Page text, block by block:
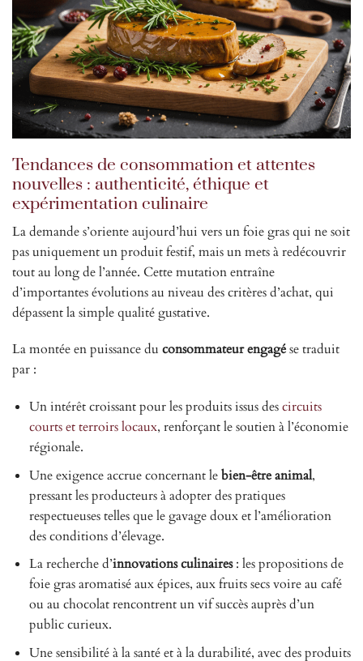
Tendances de consommation et attentes
nouvelles : authenticité, éthique et
expérimentation culinaire
La demande s’oriente aujourd’hui vers un foie gras qui ne soit
pas uniquement un produit festif, mais un mets à redécouvrir
tout au long de l’année. Cette mutation entraîne
d’importantes évolutions au niveau des critères d’achat, qui
dépassent la simple qualité gustative.
La montée en puissance du consommateur engagése traduit
par :
Un intérêt croissant pour les produits issus descircuits
courts et terroirs locaux, renforçant le soutien à l’économie
régionale.
Une exigence accrue concernant lebien-être animal,
pressant les producteurs à adopter des pratiques
respectueuses telles que le gavage doux et l’amélioration
des conditions d’élevage.
La recherche d’innovations culinaires: les propositions de
foie gras aromatisé aux épices, aux fruits secs voire au café
ou au chocolat rencontrent un vif succès auprès d’un
public curieux.
Une sensibilité à la santé et à la durabilité, avec des produits